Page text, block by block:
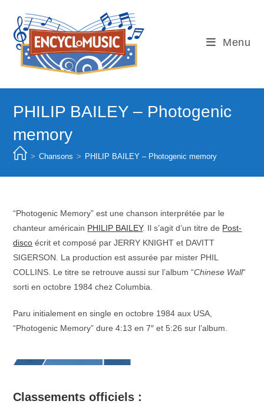
content
Menu
PHILIP BAILEY – Photogenic
memory
> Chansons > PHILIP BAILEY – Photogenic memory
“Photogenic Memory” est une chanson interprétée par le
chanteur américain PHILIP BAILEY. Il s’agit d’un titre de Post-
disco écrit et composé par JERRY KNIGHT et DAVITT
SIGERSON. La production est assurée par mister PHIL
COLLINS. Le titre se retrouve aussi sur l’album “Chinese Wall“
sorti en octobre 1984 chez Columbia.
Paru initialement en single en octobre 1984 aux USA,
“Photogenic Memory” dure 4:13 en 7″ et 5:26 sur l’album.
Classements officiels :